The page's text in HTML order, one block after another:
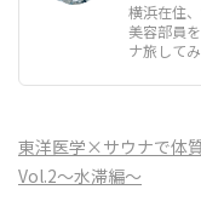
横浜在住
美容部員
ナ旅してみ
投
稿
東洋医学×サウナで体
Vol.2〜水滞編〜